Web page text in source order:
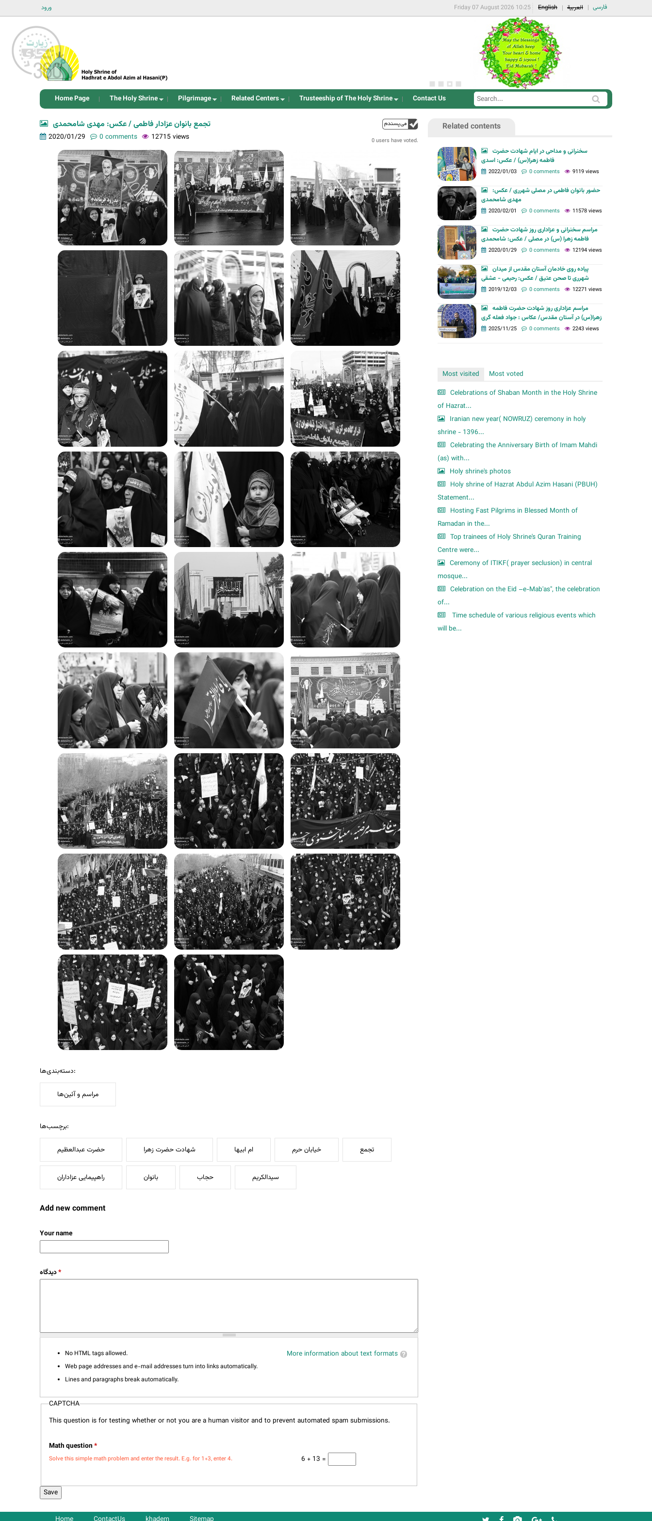
ورود فارسی العربية English
Friday 07 August 2026 10:25
Home Page The Holy Shrine Pilgrimage Related Centers Trusteeship of The Holy Shrine Contact Us
S
e
S
e
a
0 users have voted.
تجمع بانوان عزادار فاطمی / عکس: مهدی شامحمدی
2020/01/29 0 comments 12715 views
دسته‌بندی‌ها:
مراسم و آئین‌ها
برچسب‌ها:
حضرت عبدالعظیم شهادت حضرت زهرا ام ابیها خیابان حرم تجمع
راهپیمایی عزاداران بانوان حجاب سیدالکریم
Add new comment
Your name
*
More information about text formats
No HTML tags allowed.
Web page addresses and e-mail addresses turn into links automatically.
Lines and paragraphs break automatically.
CAPTCHA
This question is for testing whether or not you are a human visitor and to prevent automated spam submissions.
Math question*
6 + 13 =
Solve this simple math problem and enter the result. E.g. for 1+3, enter 4.
Related contents
سخنرانی و مداحی در ایام شهادت حضرت
فاطمه زهرا(س) / عکس: اسدی
2022/01/03 0 comments 9119 views
حضور بانوان فاطمی در مصلی شهرری / عکس:
مهدی شامحمدی
2020/02/01 0 comments 11578 views
مراسم سخنرانی و عزاداری روز شهادت حضرت
فاطمه زهرا (س) در مصلی / عکس: شامحمدی
2020/01/29 0 comments 12194 views
پیاده روی خادمان آستان مقدس از میدان
شهرری تا صحن عتیق / عکس: رحیمی - عشقی
2019/12/03 0 comments 12271 views
مراسم عزاداری روز شهادت حضرت فاطمه
زهرا(س) در آستان مقدس/ عکاس : جواد فعله گری
2025/11/25 0 comments 2243 views
Most visited
Most voted
Celebrations of Shaban Month in the Holy Shrine
of Hazrat...
Iranian new year( NOWRUZ) ceremony in holy
shrine - 1396...
Celebrating the Anniversary Birth of Imam Mahdi
(as) with...
Holy shrine's photos
Holy shrine of Hazrat Abdul Azim Hasani (PBUH)
Statement...
Hosting Fast Pilgrims in Blessed Month of
Ramadan in the...
Top trainees of Holy Shrine's Quran Training
Centre were...
Ceremony of ITIKF( prayer seclusion) in central
mosque...
Celebration on the Eid –e-Mab'as", the celebration
of...
Time schedule of various religious events which
will be...